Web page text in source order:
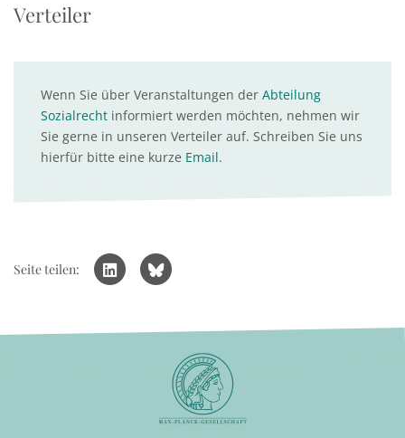
Verteiler
Wenn Sie über Veranstaltungen der Abteilung
Sozialrecht informiert werden möchten, nehmen wir
Sie gerne in unseren Verteiler auf. Schreiben Sie uns
hierfür bitte eine kurze Email.
Seite teilen: